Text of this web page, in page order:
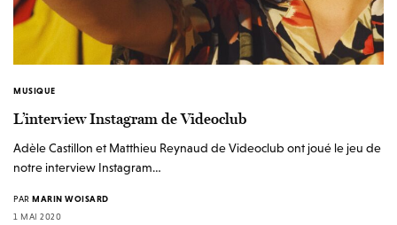
MUSIQUE
L’interview Instagram de Videoclub
Adèle Castillon et Matthieu Reynaud de Videoclub ont joué le jeu de
notre interview Instagram…
PAR MARIN WOISARD
1 MAI 2020